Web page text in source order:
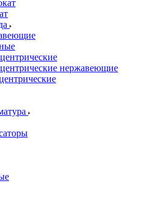
нержавеющие